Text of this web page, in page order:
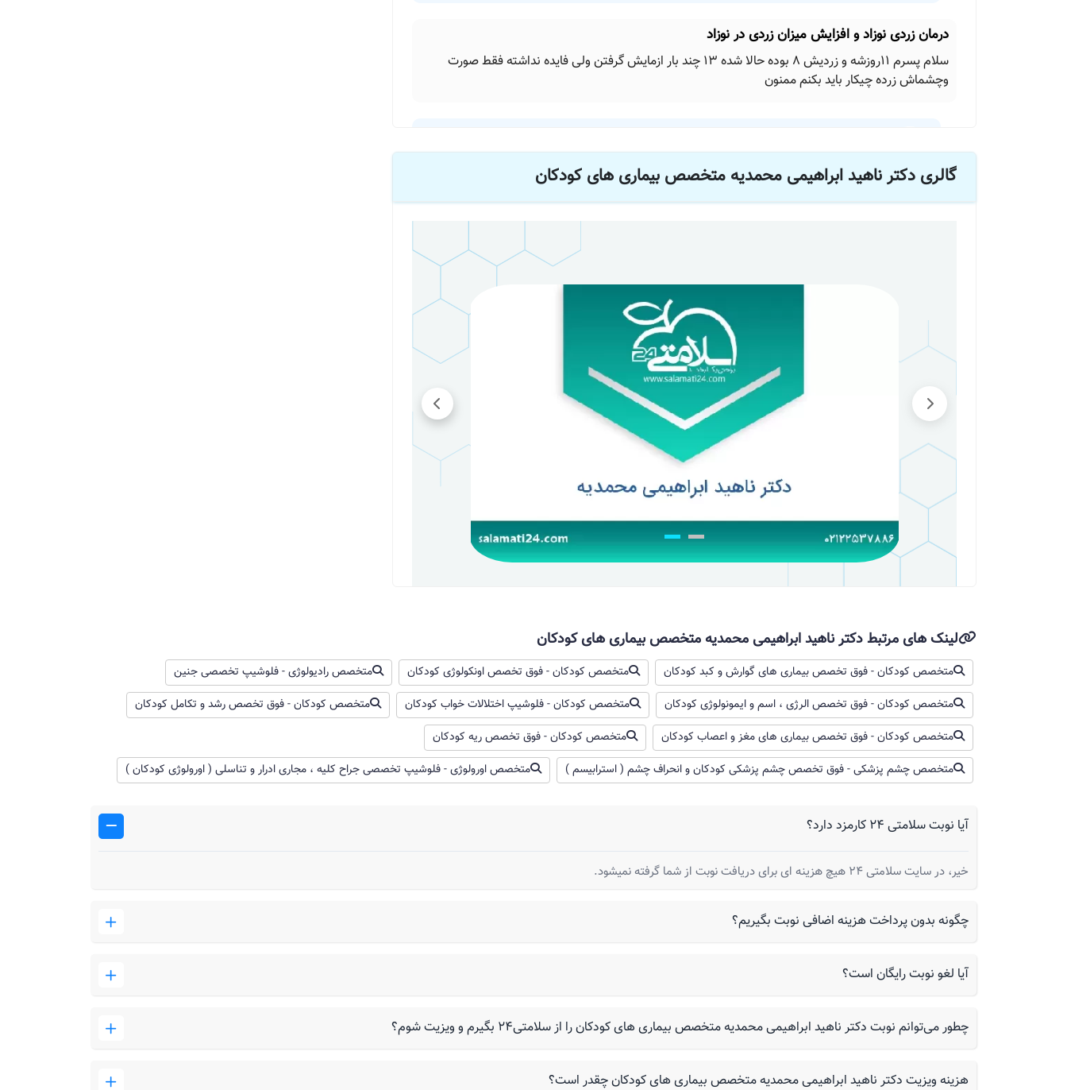
درمان زردی نوزاد و افزایش میزان زردی در نوزاد
سلام پسرم 11روزشه و زردیش 8 بوده حالا شده 13 چند بار ازمایش گرفتن ولی فایده نداشته فقط صورت
وچشماش زرده چیکار باید بکنم ممنون
دکتر ناهید ابراهیمی محمدیه
سلام عدد زردی ضرر نداره وازمایش برای علتش باید بدن، تیرویید وکشت ادرار بدن در۱۵ روزگی وزردی
علت های استفراغ و اسهال کودک 8 ماهه و روش های درمان
کودک 9 ماهه دارم دیروز تهوع و از امروز اسهاله اما تهوع قطع شده امروز 6 بار اسهال رفته فقط بهش این دو
روز شیر خشک دادم تبشم 37/5 هستش
دکتر ناهید ابراهیمی محمدیه
سلام اسهال ویروسی زمان داردولی شیر خشک اسهال را بدتر میکند باید اگه شیر مادر دارد اون شیر رو
قطع کنه وگرنه همون برند شیر خشکش رو ال اف کند
شیر مادر تو اسهال خوبه وشیر خشکیهای مطلق رو باید ده روز ال اف یعنی لاکتوز فری بدن
مدفوع سبز نوزاد نشانه بیماری است و کدام سبز خطرناک است؟
دکتر ناهید ابراهیمی محمدیه
سلام وقت بخیر گاهی مشکلی نداره ولی اگر 5 روز پشت هم مدفوع سبز هست یا مادر دارو می خورد یا
بچه دچار اسهال و عفونت شده و یک حالتی هم هست که بچه شیر ناقص می خورد ( گاهی ابتدای شیر
مادر آبکی است ) و کودک تا آخرش که شیر مادر چرب هست را نمی خورد، پرخوری و مدام خوری ابتدای
شیر مادر توسط نوزاد هم درست نیست که ممکن است مدفوع سبز شود
در هر صورت اگر بیشتر از 5 روز سبز است و کودک بیقرار است حتما به پزشک مراجعه کنید
بالا آوردن غذا در نوزادان، چکار باید کرد؟
دوباره یکهفته خوبا باز این اتفاق میوفته
دکتر ناهید ابراهیمی محمدیه
گالری دکتر ناهید ابراهیمی محمدیه متخصص بیماری های کودکان
لینک های مرتبط دکتر ناهید ابراهیمی محمدیه متخصص بیماری های کودکان
متخصص کودکان - فوق تخصص بیماری های گوارش و کبد کودکان متخصص کودکان - فوق تخصص اونکولوژی کودکان
متخصص رادیولوژی - فلوشیپ تخصصی جنین
متخصص کودکان - فوق تخصص الرژی ، اسم و ایمونولوژی کودکان
متخصص کودکان - فلوشیپ اختلالات خواب کودکان
متخصص کودکان - فوق تخصص رشد و تکامل کودکان
متخصص کودکان - فوق تخصص بیماری های مغز و اعصاب کودکان
متخصص کودکان - فوق تخصص ریه کودکان
متخصص چشم پزشکی - فوق تخصص چشم پزشکی کودکان و انحراف چشم ( استرابیسم )
متخصص اورولوژی - فلوشیپ تخصصی جراح کلیه ، مجاری ادرار و تناسلی ( اورولوژی کودکان )
آیا نوبت سلامتی 24 کارمزد دارد؟
خیر، در سایت سلامتی 24 هیچ هزینه ای برای دریافت نوبت از شما گرفته نمیشود.
چگونه بدون پرداخت هزینه اضافی نوبت بگیریم؟
آیا لغو نوبت رایگان است؟
چطور می‌توانم نوبت دکتر ناهید ابراهیمی محمدیه متخصص بیماری های کودکان را از سلامتی۲۴ بگیرم و ویزیت شوم؟
هزینه ویزیت دکتر ناهید ابراهیمی محمدیه متخصص بیماری های کودکان چقدر است؟